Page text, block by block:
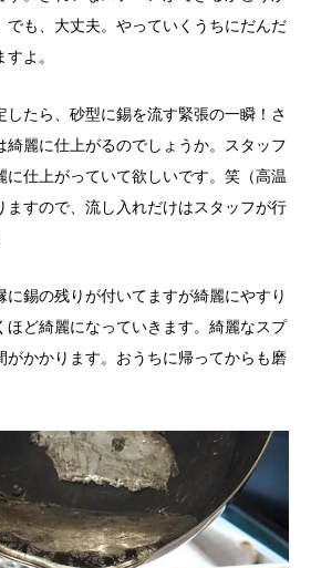
でも、大丈夫。やっていくうちにだんだ
よ。
たら、砂型に錫を流す緊張の一瞬！さ
綺麗に仕上がるのでしょうか。スタッフ
に仕上がっていて欲しいです。笑（高温
ますので、流し入れだけはスタッフが行
錫の残りが付いてますが綺麗にやすり
ほど綺麗になっていきます。綺麗なスプ
がかかります。おうちに帰ってからも磨